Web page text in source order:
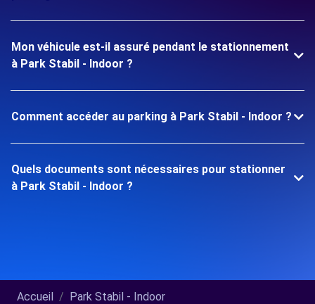
Mon véhicule est-il assuré pendant le stationnement
à Park Stabil - Indoor ?
Comment accéder au parking à Park Stabil - Indoor ?
Quels documents sont nécessaires pour stationner
à Park Stabil - Indoor ?
Accueil Park Stabil - Indoor